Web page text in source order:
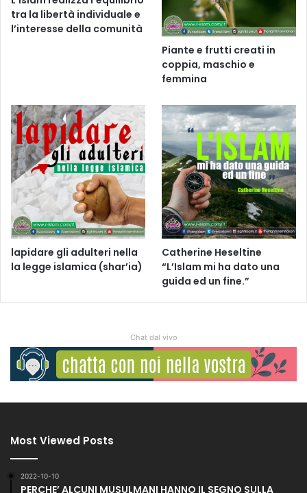
tra la libertà individuale e
l’interesse della comunità
Piante e frutti creati in
coppia, maschio e
femmina
lapidare gli adulteri nella
la legge islamica (shar’ia)
Catherine Heseltine
“L’Islam mi ha dato una
guida ed un fine.”
Chat dal vivo
Most Viewed Posts
2022-10-10
PERCHE’ ALCUNI MUSULMANI HANNO IL SEGNO SULLA